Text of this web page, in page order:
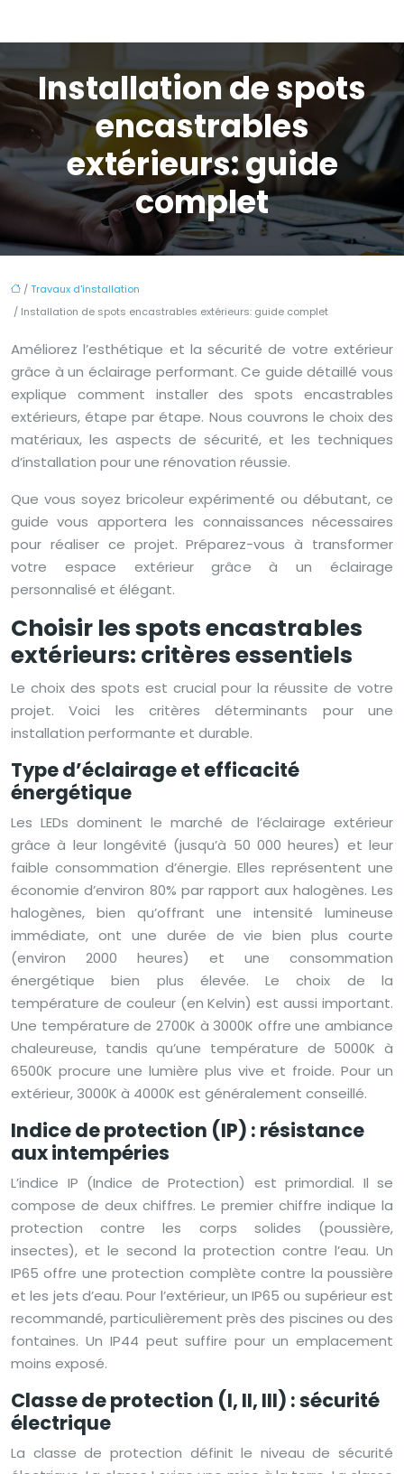
Installation de spots
encastrables
extérieurs: guide
complet
/Travaux d'installation
/ Installation de spots encastrables extérieurs: guide complet
Améliorez l’esthétique et la sécurité de votre extérieur
grâce à un éclairage performant. Ce guide détaillé vous
explique comment installer des spots encastrables
extérieurs, étape par étape. Nous couvrons le choix des
matériaux, les aspects de sécurité, et les techniques
d’installation pour une rénovation réussie.
Que vous soyez bricoleur expérimenté ou débutant, ce
guide vous apportera les connaissances nécessaires
pour réaliser ce projet. Préparez-vous à transformer
votre espace extérieur grâce à un éclairage
personnalisé et élégant.
Choisir les spots encastrables
extérieurs: critères essentiels
Le choix des spots est crucial pour la réussite de votre
projet. Voici les critères déterminants pour une
installation performante et durable.
Type d’éclairage et efficacité
énergétique
Les LEDs dominent le marché de l’éclairage extérieur
grâce à leur longévité (jusqu’à 50 000 heures) et leur
faible consommation d’énergie. Elles représentent une
économie d’environ 80% par rapport aux halogènes. Les
halogènes, bien qu’offrant une intensité lumineuse
immédiate, ont une durée de vie bien plus courte
(environ 2000 heures) et une consommation
énergétique bien plus élevée. Le choix de la
température de couleur (en Kelvin) est aussi important.
Une température de 2700K à 3000K offre une ambiance
chaleureuse, tandis qu’une température de 5000K à
6500K procure une lumière plus vive et froide. Pour un
extérieur, 3000K à 4000K est généralement conseillé.
Indice de protection (IP) : résistance
aux intempéries
L’indice IP (Indice de Protection) est primordial. Il se
compose de deux chiffres. Le premier chiffre indique la
protection contre les corps solides (poussière,
insectes), et le second la protection contre l’eau. Un
IP65 offre une protection complète contre la poussière
et les jets d’eau. Pour l’extérieur, un IP65 ou supérieur est
recommandé, particulièrement près des piscines ou des
fontaines. Un IP44 peut suffire pour un emplacement
moins exposé.
Classe de protection (I, II, III) : sécurité
électrique
La classe de protection définit le niveau de sécurité